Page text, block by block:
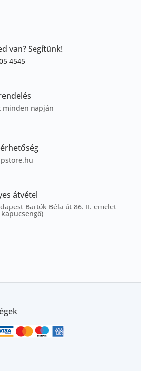
van? Segítünk!
4545
minden napján
átvétel
Bartók Béla út 86. II. emelet
kapucsengő)